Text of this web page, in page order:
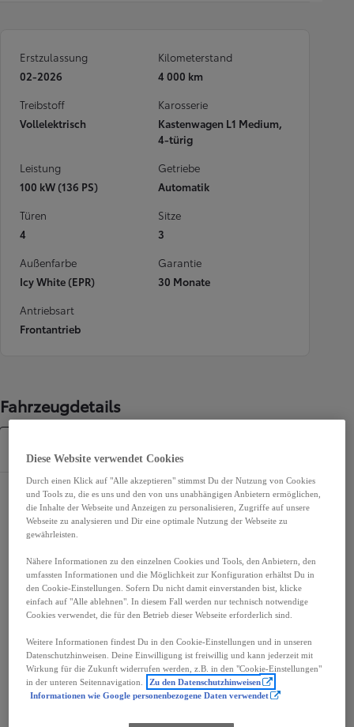
Erstzulassung
02-2026
Kilometerstand
4 000 km
Treibstoff
Vollelektrisch
Karosserie
Kastenwagen L1 Medium,
4-türig
Leistung
100 kW (136 PS)
Getriebe
Automatik
Türen
4
Sitze
3
Außenfarbe
Icy White (EPR)
Garantie
30 Monate
Antriebsart
Frontantrieb
Fahrzeugdetails
Maße und Abmessungen
Türen
4
Sitze
Länge
4 981mm
Höhe
1 955
mm
Diese Website verwendet Cookies
Durch einen Klick auf "Alle akzeptieren" stimmst Du der Nutzung von Cookies
und Tools zu, die es uns und den von uns unabhängigen Anbietern ermöglichen,
die Inhalte der Webseite und Anzeigen zu personalisieren, Zugriffe auf unsere
Webseite zu analysieren und Dir eine optimale Nutzung der Webseite zu
gewährleisten.
Nähere Informationen zu den einzelnen Cookies und Tools, den Anbietern, den
umfassten Informationen und die Möglichkeit zur Konfiguration erhältst Du in
den Cookie-Einstellungen. Sofern Du nicht damit einverstanden bist, klicke
einfach auf "Alle ablehnen". In diesem Fall werden nur technisch notwendige
Cookies verwendet, die für den Betrieb dieser Webseite erforderlich sind.
Weitere Informationen findest Du in den Cookie-Einstellungen und in unseren
Datenschutzhinweisen. Deine Einwilligung ist freiwillig und kann jederzeit mit
Wirkung für die Zukunft widerrufen werden, z.B. in den "Cookie-Einstellungen"
in der unteren Seitennavigation.
Zu den Datenschutzhinweisen
Informationen wie Google personenbezogene Daten verwendet